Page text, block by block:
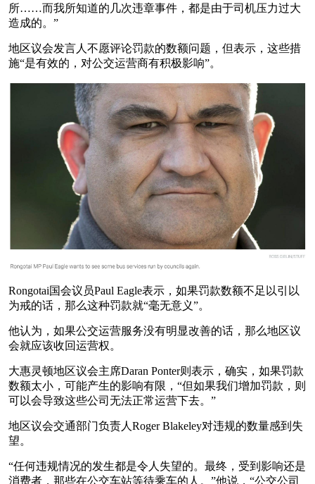
所……而我所知道的几次违章事件，都是由于司机压力过大
造成的。”
地区议会发言人不愿评论罚款的数额问题，但表示，这些措
施“是有效的，对公交运营商有积极影响”。
Rongotai国会议员Paul Eagle表示，如果罚款数额不足以引以
为戒的话，那么这种罚款就“毫无意义”。
他认为，如果公交运营服务没有明显改善的话，那么地区议
会就应该收回运营权。
大惠灵顿地区议会主席Daran Ponter则表示，确实，如果罚款
数额太小，可能产生的影响有限，“但如果我们增加罚款，则
可以会导致这些公司无法正常运营下去。”
地区议会交通部门负责人Roger Blakeley对违规的数量感到失
望。
“任何违规情况的发生都是令人失望的。最终，受到影响还是
消费者，那些在公交车站等待乘车的人。”他说，“公交公司